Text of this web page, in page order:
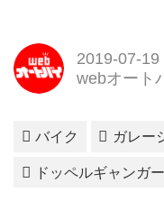
2019-07-19
webオート
バイク ガレー
ドッペルギャンガー